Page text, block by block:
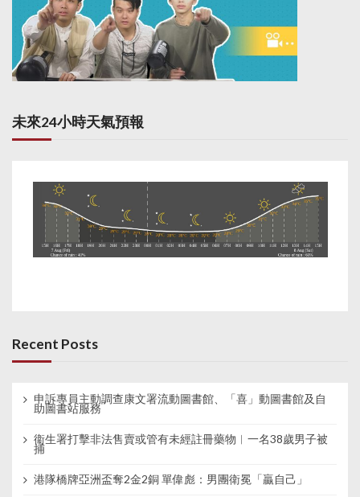
未來24小時天氣預報
Recent Posts
申訴專員主動調查康文署流動圖書館、「喜」動圖書館及自
助圖書站服務
衞生署打擊非法售賣或管有未經註冊藥物︱一名38歲男子被
捕
港隊橋牌亞洲盃奪2金2銅 單偉彪：男團衛冕「贏自己」